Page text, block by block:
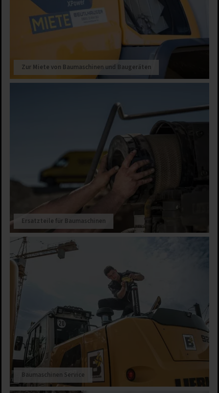
Zur Miete von Baumaschinen und Baugeräten
Ersatzteile für Baumaschinen
Baumaschinen Service